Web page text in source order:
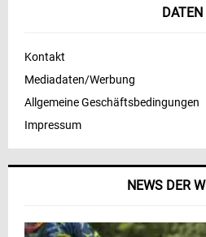
NEWS DER
DATEN
Kontakt
Mediadaten/Werbung
Allgemeine Geschäftsbedingungen
Impressum